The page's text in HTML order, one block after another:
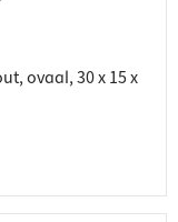
ovaal, 30 x 15 x